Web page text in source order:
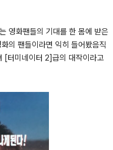
영화팬들의 기대를 한 몸에 받은
의 팬들이라면 익히 들어봤음직
[터미네이터 2]급의 대작이라고